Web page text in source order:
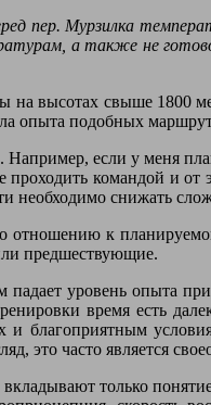
пер. Мурзилка
а также не
на высотах свыше
опыта подобных
если у меня
проходить командой и
необходимо снижать
к
предшествующие.
падает уровень опыта
время есть
благоприятным
это часто является
вкладывают только